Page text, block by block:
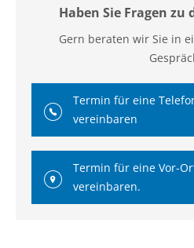
Haben Sie Fragen zu
Gern beraten wir Sie in
Termin für eine
vereinbaren
Termin für eine Vor-
vereinbaren.